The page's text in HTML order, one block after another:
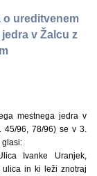
ureditvenem
v Žalcu z
mestnega jedra v
45/96, 78/96) se v 3.
glasi:
Ivanke Uranjek,
ulica in ki leži znotraj